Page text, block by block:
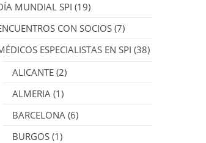
MUNDIAL SPI (19)
CON SOCIOS(7)
ESPECIALISTAS EN SPI (38)
ALICANTE (2)
ALMERIA (1)
BARCELONA (6)
BURGOS (1)